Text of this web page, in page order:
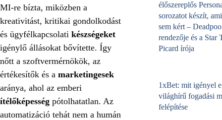
MI-re bízta, miközben a
kreativitást, kritikai gondolkodást
és ügyfélkapcsolati készségeket
igénylő állásokat bővítette. Így
nőtt a szoftvermérnökök, az
értékesítők és a marketingesek
aránya, ahol az emberi
ítélőképesség pótolhatatlan. Az
automatizáció tehát nem a humán
élőszereplős
sorozatot készít,
sem kért –
rendezője és a Star
Picard írója
1xBet: mit igényel
világhírű fogadási
felépítése